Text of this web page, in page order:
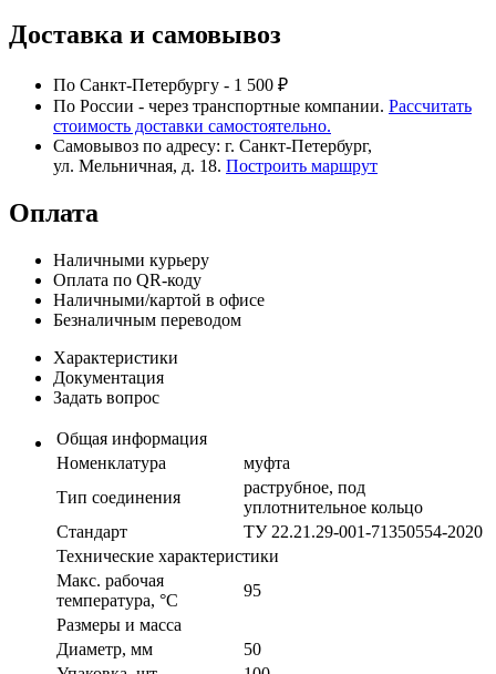
Доставка и самовывоз
По Санкт-Петербургу - 1 500 ₽
По России - через транспортные компании. Рассчитать
стоимость доставки самостоятельно.
Самовывоз по адресу: г. Санкт-Петербург,
ул. Мельничная, д. 18. Построить маршрут
Оплата
Наличными курьеру
Оплата по QR-коду
Наличными/картой в офисе
Безналичным переводом
Характеристики
Документация
Задать вопрос
Общая информация
Номенклатура
муфта
Тип соединения
раструбное, под
уплотнительное кольцо
Стандарт
ТУ 22.21.29-001-71350554-2020
Технические характеристики
Макс. рабочая
температура, °С
95
Размеры и масса
Диаметр, мм
50